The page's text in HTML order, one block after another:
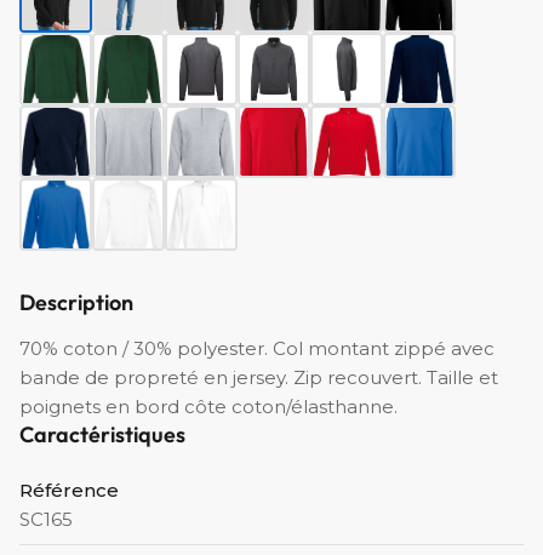
Description
70% coton / 30% polyester. Col montant zippé avec
bande de propreté en jersey. Zip recouvert. Taille et
poignets en bord côte coton/élasthanne.
Caractéristiques
Référence
SC165